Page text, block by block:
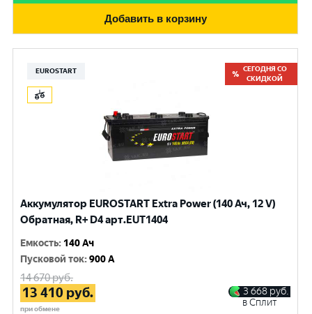
Добавить в корзину
EUROSTART
СЕГОДНЯ СО
СКИДКОЙ
Аккумулятор EUROSTART Extra Power (140 Ач, 12 V)
Обратная, R+ D4 арт.EUT1404
Емкость: 140 Ач
Пусковой ток:900 A
14 670руб.
13 410 руб.
при обмене
3 668 руб.
в Сплит